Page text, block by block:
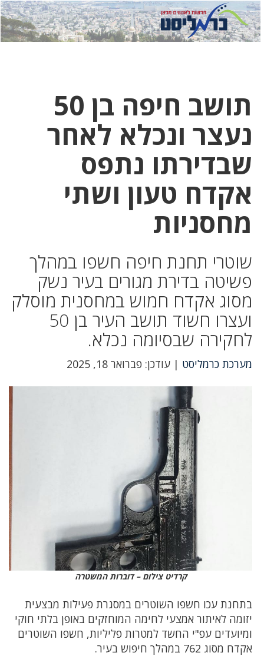
לחץ
כאן
לחץ
כדי
תושב חיפה בן 50
נעצר ונכלא לאחר
שבדירתו נתפס
אקדח טעון ושתי
מחסניות
שוטרי תחנת חיפה חשפו במהלך
פשיטה בדירת מגורים בעיר נשק
מסוג אקדח חמוש במחסנית מוסלק
ועצרו חשוד תושב העיר בן 50
לחקירה שבסיומה נכלא.
מערכת כרמליסט | עודכן: פברואר 18, 2025
קרדיט צילום – דוברות המשטרה
בתחנת עכו חשפו השוטרים במסגרת פעילות מבצעית
יזומה לאיתור אמצעי לחימה המוחזקים באופן בלתי חוקי
ומיועדים עפ"י החשד למטרות פליליות, חשפו השוטרים
אקדח מסוג 762 במהלך חיפוש בעיר.